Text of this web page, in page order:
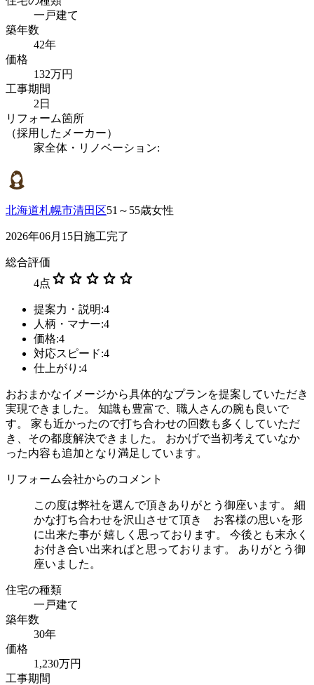
一戸建て
築年数
42年
価格
132万円
工事期間
2日
リフォーム箇所
（採用したメーカー）
家全体・リノベーション:
北海道札幌市清田区51～55歳女性
2026年06月15日施工完了
総合評価
4点 star star star star star
提案力・説明:4
人柄・マナー:4
価格:4
対応スピード:4
仕上がり:4
おおまかなイメージから具体的なプランを提案していただき
実現できました。 知識も豊富で、職人さんの腕も良いで
す。 家も近かったので打ち合わせの回数も多くしていただ
き、その都度解決できました。 おかげで当初考えていなか
った内容も追加となり満足しています。
リフォーム会社からのコメント
この度は弊社を選んで頂きありがとう御座います。 細
かな打ち合わせを沢山させて頂き お客様の思いを形
に出来た事が 嬉しく思っております。 今後とも末永く
お付き合い出来ればと思っております。 ありがとう御
座いました。
住宅の種類
一戸建て
築年数
30年
価格
1,230万円
工事期間